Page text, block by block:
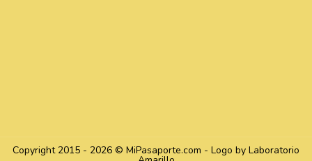
Copyright 2015 - 2026 © MiPasaporte.com - Logo by Laboratorio